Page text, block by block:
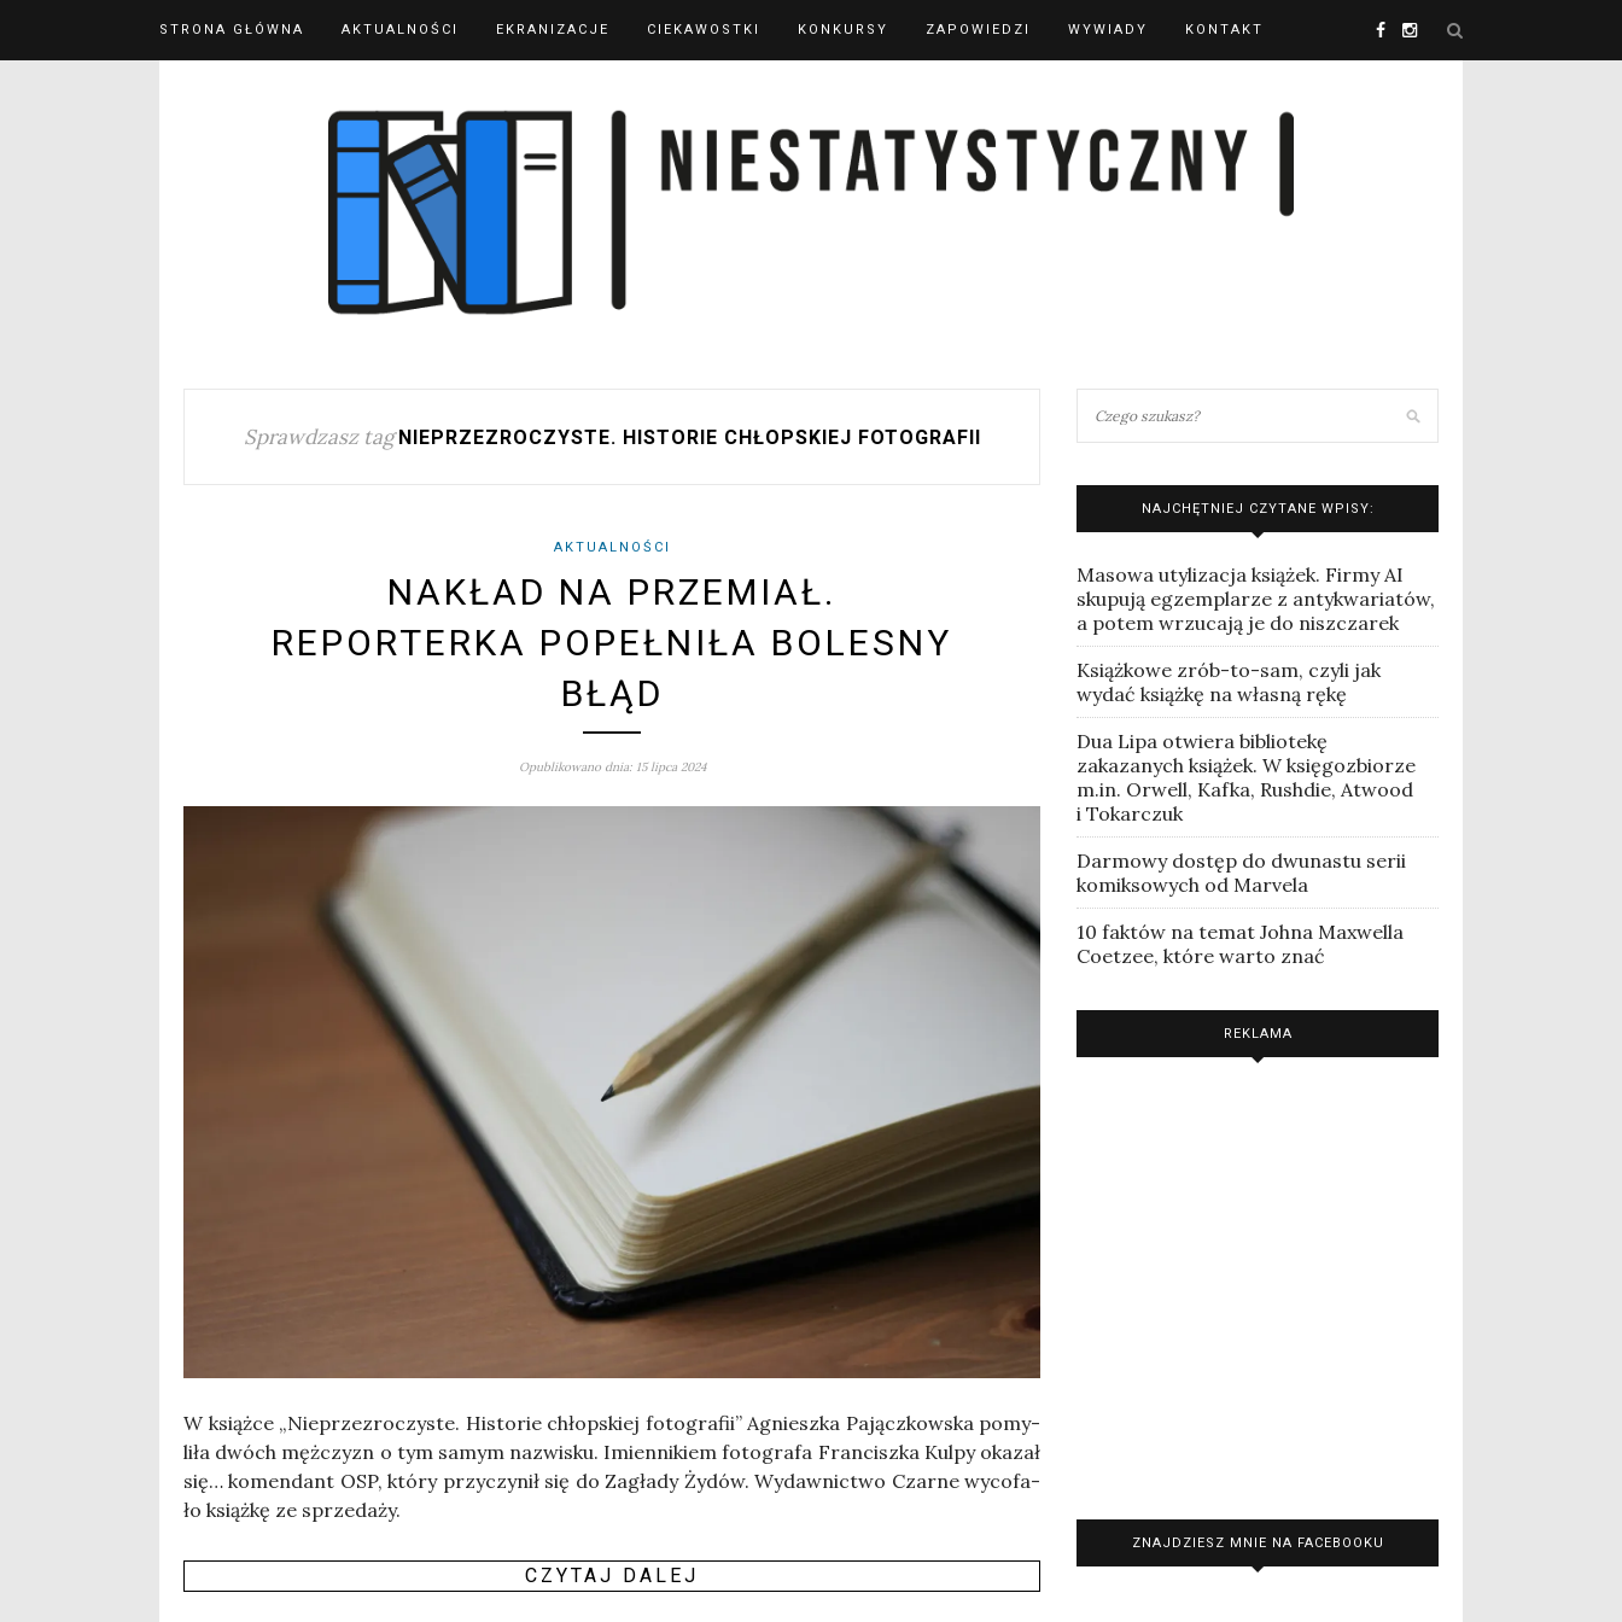
STRONA GŁÓWNA AKTUALNOŚCI EKRANIZACJE CIEKAWOSTKI KONKURSY ZAPOWIEDZI WYWIADY KONTAKT
Sprawdzasz tag NIEPRZEZROCZYSTE. HISTORIE CHŁOPSKIEJ FOTOGRAFII
AKTUALNOŚCI
NAKŁAD NA PRZEMIAŁ.
REPORTERKA POPEŁNIŁA BOLESNY
BŁĄD
Opublikowano dnia: 15 lipca 2024
W książ­ce „Nie­prze­zro­czy­ste. Histo­rie chłop­skiej foto­gra­fii” Agniesz­ka Pającz­kow­ska pomy­
li­ła dwóch męż­czyzn o tym samym nazwi­sku. Imien­ni­kiem foto­gra­fa Fran­cisz­ka Kul­py oka­zał
się… komen­dant OSP, któ­ry przy­czy­nił się do Zagła­dy Żydów. Wydaw­nic­two Czar­ne wyco­fa­
ło książ­kę ze sprze­da­ży.
CZY­TAJ DALEJ
NAJCHĘTNIEJ CZYTANE WPISY:
Masowa utylizacja książek. Firmy AI
skupują egzemplarze z antykwariatów,
a potem wrzucają je do niszczarek
Książkowe zrób-to-sam, czyli jak
wydać książkę na własną rękę
Dua Lipa otwiera bibliotekę
zakazanych książek. W księgozbiorze
m.in. Orwell, Kafka, Rushdie, Atwood
i Tokarczuk
Darmowy dostęp do dwunastu serii
komiksowych od Marvela
10 faktów na temat Johna Maxwella
Coetzee, które warto znać
REKLAMA
ZNAJDZIESZ MNIE NA FACEBOOKU